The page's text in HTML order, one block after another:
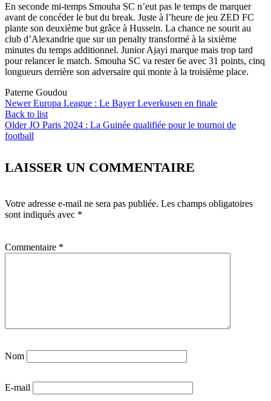
En seconde mi-temps Smouha SC n’eut pas le temps de marquer
avant de concéder le but du break. Juste à l’heure de jeu ZED FC
plante son deuxième but grâce à Hussein. La chance ne sourit au
club d’Alexandrie que sur un penalty transformé à la sixième
minutes du temps additionnel. Junior Ajayi marque mais trop tard
pour relancer le match. Smouha SC va rester 6e avec 31 points, cinq
longueurs derrière son adversaire qui monte à la troisième place.
Paterne Goudou
Newer Europa League : Le Bayer Leverkusen en finale
Back to list
Older JO Paris 2024 : La Guinée qualifiée pour le tournoi de
football
LAISSER UN COMMENTAIRE
Votre adresse e-mail ne sera pas publiée. Les champs obligatoires
sont indiqués avec *
Commentaire *
Nom
E-mail